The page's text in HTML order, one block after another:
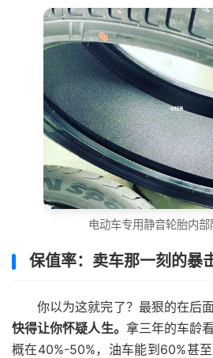
电动车专用静音轮胎内
保值率：卖车那一刻的暴
你以为这就完了？最狠的在后
快得让你怀疑人生。 拿三年的车龄
概在40%-50%，油车能到60%甚